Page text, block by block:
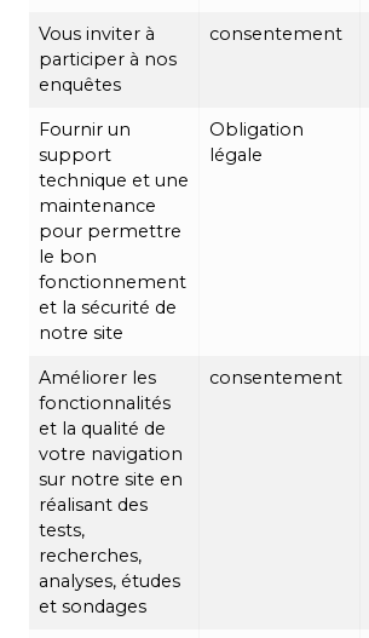
Vous inviter à
participer à nos
enquêtes
consentement
Fournir un
support
technique et une
maintenance
pour permettre
le bon
fonctionnement
et la sécurité de
notre site
Obligation
légale
Améliorer les
fonctionnalités
et la qualité de
votre navigation
sur notre site en
réalisant des
tests,
recherches,
analyses, études
et sondages
consentement